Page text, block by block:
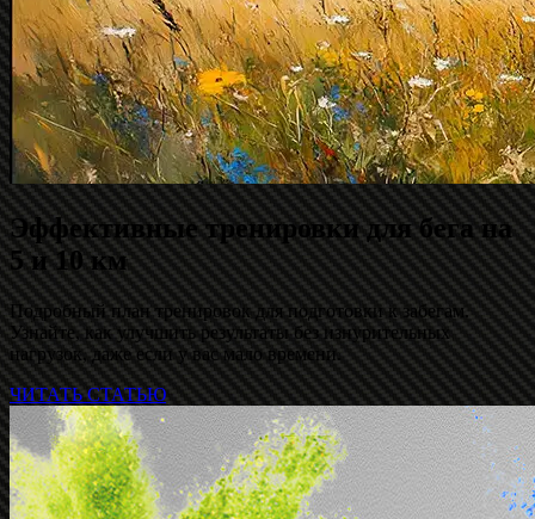
Эффективные тренировки для бега на
5 и 10 км
Подробный план тренировок для подготовки к забегам.
Узнайте, как улучшить результаты без изнурительных
нагрузок, даже если у вас мало времени.
ЧИТАТЬ СТАТЬЮ